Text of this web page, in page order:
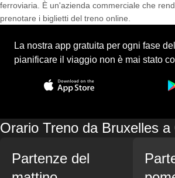
ferroviaria. È un'azienda commerciale che
prenotare i biglietti del treno online.
La nostra app gratuita per ogni fase
pianificare il viaggio non è mai stato
Orario Treno da Bruxelles a
Partenze del